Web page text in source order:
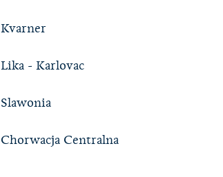
Kvarner
Lika - Karlovac
Slawonia
Chorwacja Centralna